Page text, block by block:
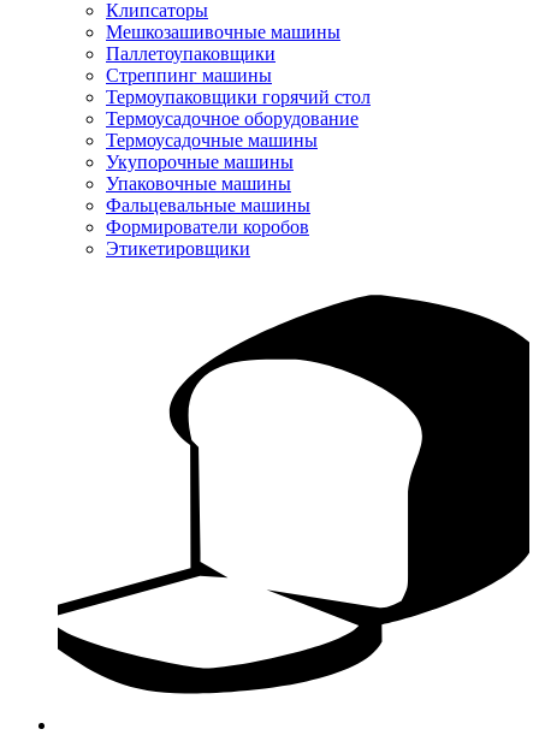
Клипсаторы
Мешкозашивочные машины
Паллетоупаковщики
Стреппинг машины
Термоупаковщики горячий стол
Термоусадочное оборудование
Термоусадочные машины
Укупорочные машины
Упаковочные машины
Фальцевальные машины
Формирователи коробов
Этикетировщики